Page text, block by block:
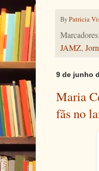
ByPatricia
Marcadores:
JAMZ,
9 de junho
Maria
fãs no